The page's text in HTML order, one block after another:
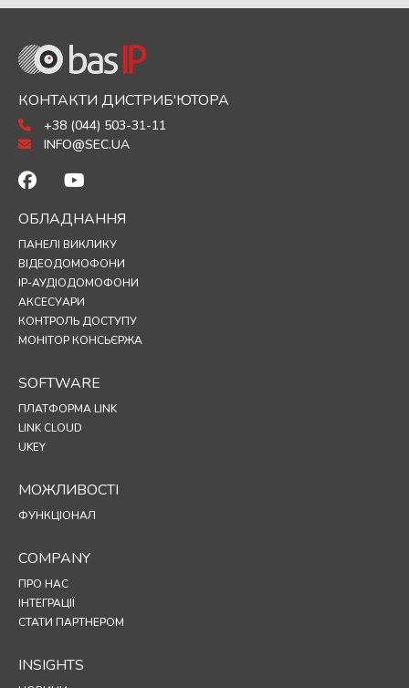
КОНТАКТИ ДИСТРИБ'ЮТОРА
+38 (044) 503-31-11
INFO@SEC.UA
ОБЛАДНАННЯ
ПАНЕЛІ ВИКЛИКУ
ВІДЕОДОМОФОНИ
IP-АУДІОДОМОФОНИ
АКСЕСУАРИ
КОНТРОЛЬ ДОСТУПУ
МОНІТОР КОНСЬЄРЖА
SOFTWARE
ПЛАТФОРМА LINK
LINK CLOUD
UKEY
МОЖЛИВОСТІ
ФУНКЦІОНАЛ
COMPANY
ПРО НАС
ІНТЕГРАЦІЇ
СТАТИ ПАРТНЕРОМ
INSIGHTS